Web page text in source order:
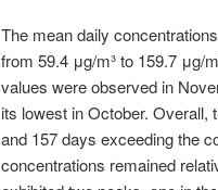
The mean daily
from 59.4 μg/m³ to 159.7 μg/
values were observed in
its lowest in October. Overall,
and 157 days exceeding the
concentrations remained